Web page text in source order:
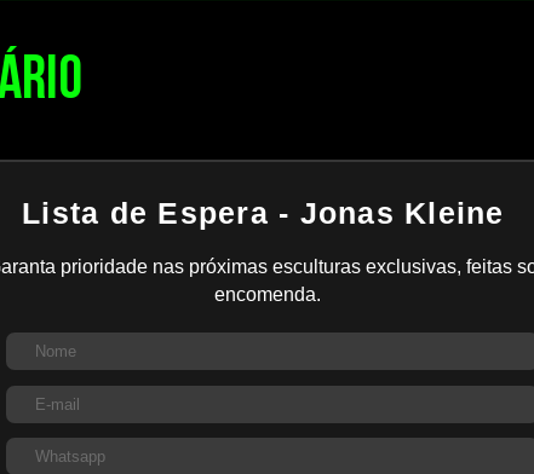
Lista de Espera - Jonas Kleine
prioridade nas próximas esculturas exclusivas, feitas
encomenda.